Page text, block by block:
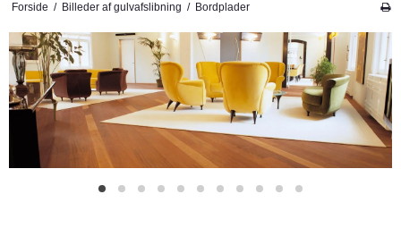
Forside / Billeder af gulvafslibning / Bordplader